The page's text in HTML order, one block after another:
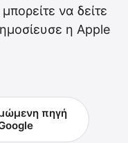
να δείτε
η Apple
πηγή